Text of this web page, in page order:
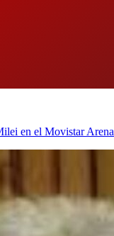
en el Movistar Arena